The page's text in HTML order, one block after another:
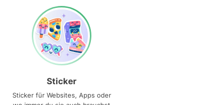
Sticker
Sticker für Websites, Apps oder